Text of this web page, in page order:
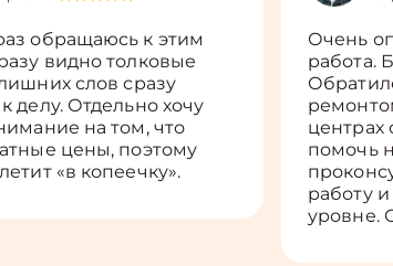
обращаюсь к этим
видно толковые
слов сразу
делу. Отдельно хочу
на том, что
цены, поэтому
«в копеечку».
Очень
работа.
центрах
помочь
работу
уровне.